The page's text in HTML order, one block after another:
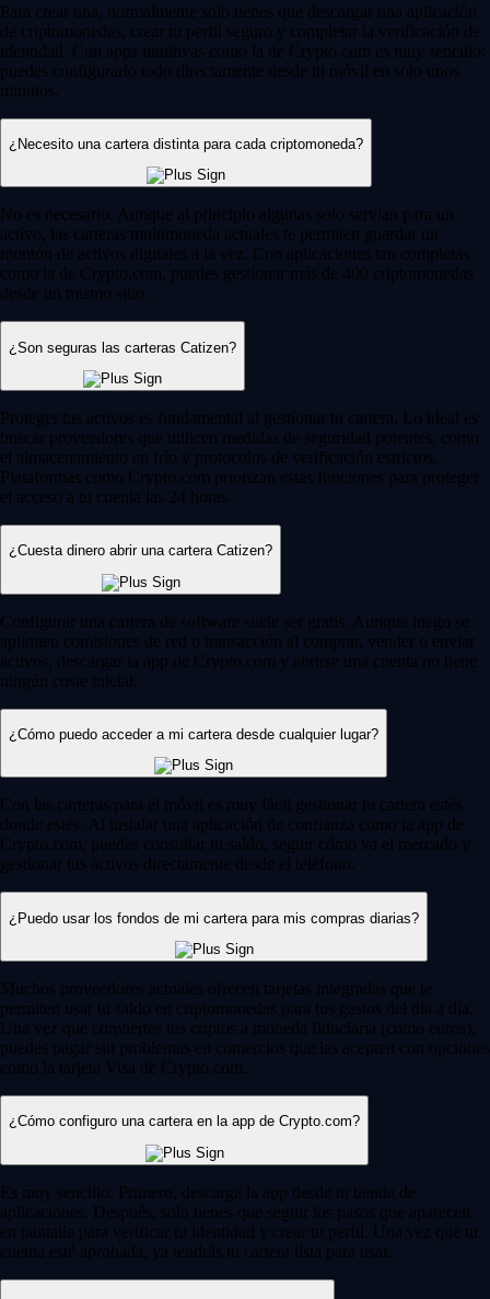
Para crear una, normalmente solo tienes que descargar una aplicación
de criptomonedas, crear tu perfil seguro y completar la verificación de
identidad. Con apps intuitivas como la de Crypto.com es muy sencillo:
puedes configurarlo todo directamente desde tu móvil en solo unos
minutos.
¿Necesito una cartera distinta para cada criptomoneda?
No es necesario. Aunque al principio algunas solo servían para un
activo, las carteras multimoneda actuales te permiten guardar un
montón de activos digitales a la vez. Con aplicaciones tan completas
como la de Crypto.com, puedes gestionar más de 400 criptomonedas
desde un mismo sitio.
¿Son seguras las carteras Catizen?
Proteger tus activos es fundamental al gestionar tu cartera. Lo ideal es
buscar proveedores que utilicen medidas de seguridad potentes, como
el almacenamiento en frío y protocolos de verificación estrictos.
Plataformas como Crypto.com priorizan estas funciones para proteger
el acceso a tu cuenta las 24 horas.
¿Cuesta dinero abrir una cartera Catizen?
Configurar una cartera de software suele ser gratis. Aunque luego se
apliquen comisiones de red o transacción al comprar, vender o enviar
activos, descargar la app de Crypto.com y abrirse una cuenta no tiene
ningún coste inicial.
¿Cómo puedo acceder a mi cartera desde cualquier lugar?
Con las carteras para el móvil es muy fácil gestionar tu cartera estés
donde estés. Al instalar una aplicación de confianza como la app de
Crypto.com, puedes consultar tu saldo, seguir cómo va el mercado y
gestionar tus activos directamente desde el teléfono.
¿Puedo usar los fondos de mi cartera para mis compras diarias?
Muchos proveedores actuales ofrecen tarjetas integradas que te
permiten usar tu saldo en criptomonedas para tus gastos del día a día.
Una vez que conviertes tus criptos a moneda fiduciaria (como euros),
puedes pagar sin problemas en comercios que las acepten con opciones
como la tarjeta Visa de Crypto.com.
¿Cómo configuro una cartera en la app de Crypto.com?
Es muy sencillo. Primero, descarga la app desde tu tienda de
aplicaciones. Después, solo tienes que seguir los pasos que aparecen
en pantalla para verificar tu identidad y crear tu perfil. Una vez que tu
cuenta esté aprobada, ya tendrás tu cartera lista para usar.